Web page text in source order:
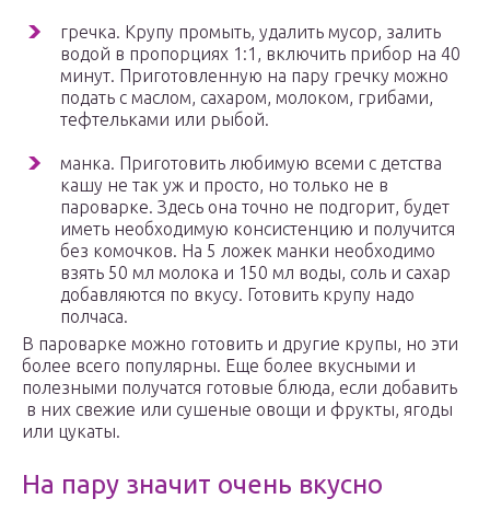
гречка. Крупу промыть, удалить мусор, залить
водой в пропорциях 1:1, включить прибор на 40
минут. Приготовленную на пару гречку можно
подать с маслом, сахаром, молоком, грибами,
тефтельками или рыбой.
манка. Приготовить любимую всеми с детства
кашу не так уж и просто, но только не в
пароварке. Здесь она точно не подгорит, будет
иметь необходимую консистенцию и получится
без комочков. На 5 ложек манки необходимо
взять 50 мл молока и 150 мл воды, соль и сахар
добавляются по вкусу. Готовить крупу надо
полчаса.
В пароварке можно готовить и другие крупы, но эти
более всего популярны. Еще более вкусными и
полезными получатся готовые блюда, если добавить
в них свежие или сушеные овощи и фрукты, ягоды
или цукаты.
На пару значит очень вкусно